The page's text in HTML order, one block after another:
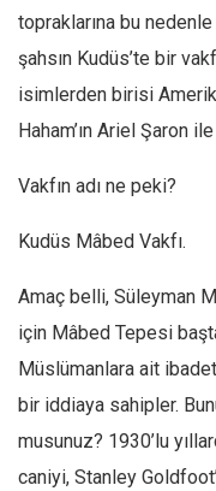
topraklarına bu
şahsın Kudüs’te bir
isimlerden birisi
Haham’ın Ariel Şaron
Vakfın adı ne peki?
Kudüs Mâbed Vakfı.
Amaç belli, Süleyman
için Mâbed Tepesi
Müslümanlara ait
bir iddiaya sahipler.
musunuz? 1930’lu
caniyi, Stanley